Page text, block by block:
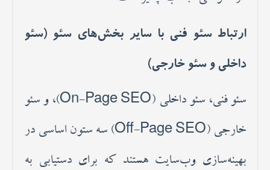
ارتباط سئو فنی با سایر بخش‌های سئو (سئو
داخلی و سئو خارجی)
سئو فنی، سئو داخلی (On-Page SEO)، و سئو
خارجی (Off-Page SEO) سه ستون اساسی در
بهینه‌سازی وب‌سایت هستند که برای دستیابی به